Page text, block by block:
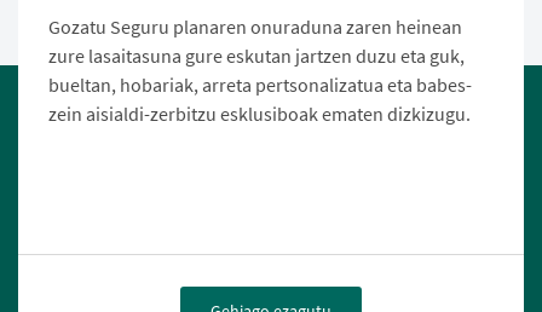
Gozatu Seguru planaren onuraduna zaren heinean
zure lasaitasuna gure eskutan jartzen duzu eta guk,
bueltan, hobariak, arreta pertsonalizatua eta babes-
zein aisialdi-zerbitzu esklusiboak ematen dizkizugu.